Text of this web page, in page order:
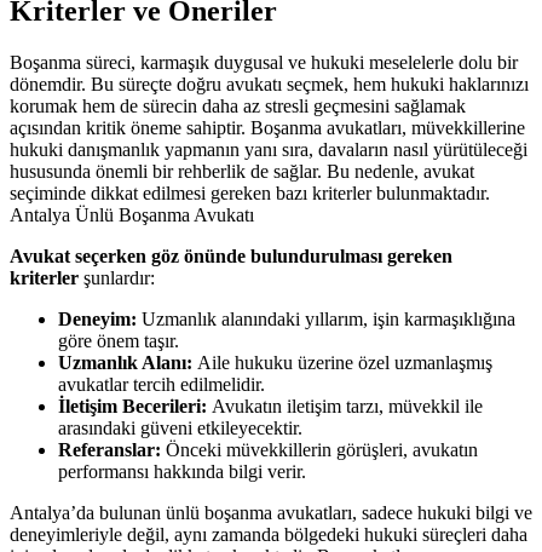
Kriterler ve Öneriler
Boşanma süreci, karmaşık duygusal ve hukuki meselelerle dolu bir
dönemdir. Bu süreçte doğru avukatı seçmek, hem hukuki haklarınızı
korumak hem de sürecin daha az stresli geçmesini sağlamak
açısından kritik öneme sahiptir. Boşanma avukatları, müvekkillerine
hukuki danışmanlık yapmanın yanı sıra, davaların nasıl yürütüleceği
hususunda önemli bir rehberlik de sağlar. Bu nedenle, avukat
seçiminde dikkat edilmesi gereken bazı kriterler bulunmaktadır.
Antalya Ünlü Boşanma Avukatı
Avukat seçerken göz önünde bulundurulması gereken
kriterler şunlardır:
Deneyim: Uzmanlık alanındaki yıllarım, işin karmaşıklığına
göre önem taşır.
Uzmanlık Alanı: Aile hukuku üzerine özel uzmanlaşmış
avukatlar tercih edilmelidir.
İletişim Becerileri: Avukatın iletişim tarzı, müvekkil ile
arasındaki güveni etkileyecektir.
Referanslar: Önceki müvekkillerin görüşleri, avukatın
performansı hakkında bilgi verir.
Antalya’da bulunan ünlü boşanma avukatları, sadece hukuki bilgi ve
deneyimleriyle değil, aynı zamanda bölgedeki hukuki süreçleri daha